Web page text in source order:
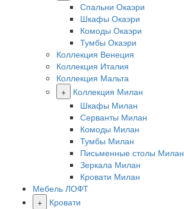
Спальни Окаэри
Шкафы Окаэри
Комоды Окаэри
Тумбы Окаэри
Коллекция Венеция
Коллекция Италия
Коллекция Мальта
+
Коллекция Милан
Шкафы Милан
Серванты Милан
Комоды Милан
Тумбы Милан
Письменные столы Милан
Зеркала Милан
Кровати Милан
Мебель ЛОФТ
+
Кровати